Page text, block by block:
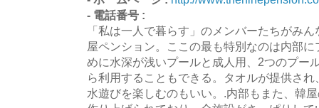
- 電話番号 :
「私は一人で暮らす」のメンバーたちがみ
屋ペンション。ここの最も特別なのは内部
めに水深が浅いプールと成人用、2つのプー
ら利用することもできる。タオルが提供さ
水遊びを楽しむのもいい。.内部もまた、韓